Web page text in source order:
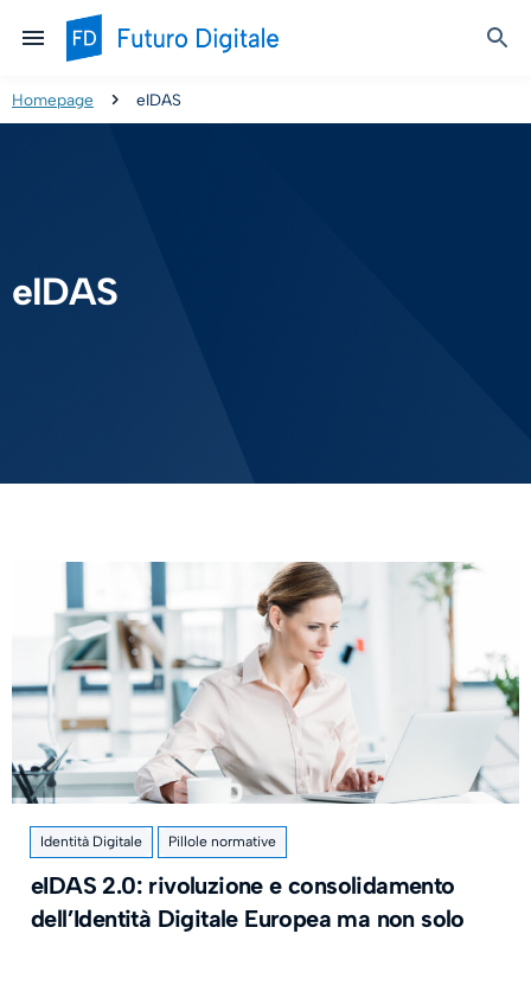
Homepage eIDAS
eIDAS
Identità Digitale Pillole normative
eIDAS 2.0: rivoluzione e consolidamento
dell’Identità Digitale Europea ma non solo